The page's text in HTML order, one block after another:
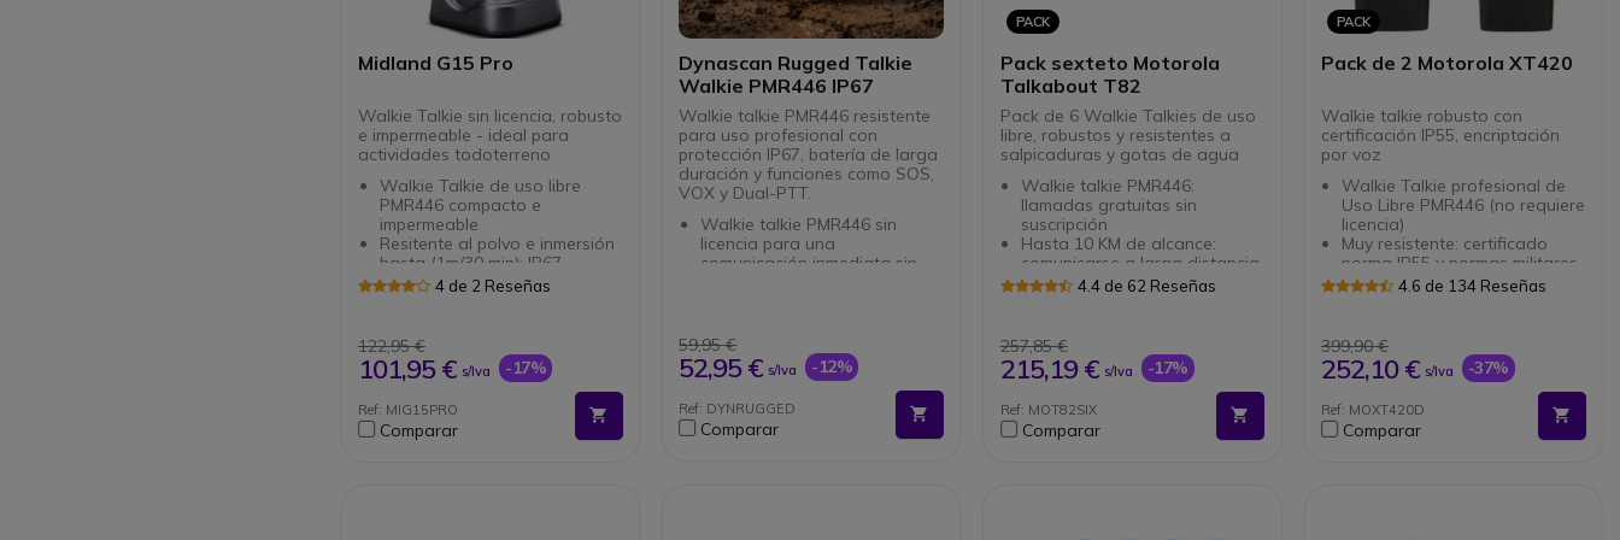
Midland G15 Pro
Walkie Talkie sin licencia, robusto
e impermeable - ideal para
actividades todoterreno
Walkie Talkie de uso libre
PMR446 compacto e
impermeable
Resitente al polvo e inmersión
hasta (1m/30 min): IP67
Sin licencia: comunicaciones
Función Vox: manos libres
para una comunicación fluida
Hasta 22 horas de autonomía
Conexión para auricular de
tipo Motorola 2 pins
4 de 2 Reseñas
122,95 €
101,95 € s/Iva -17%
Ref: MIG15PRO
Comparar
Dynascan Rugged Talkie
Walkie PMR446 IP67
Walkie talkie PMR446 resistente
para uso profesional con
protección IP67, batería de larga
duración y funciones como SOS,
VOX y Dual-PTT.
Walkie talkie PMR446 sin
licencia para una
comunicación inmediata sin
entornos hostiles
Batería de 2000 mAh para
largas jornadas de trabajo sin
Botón PTT doble y botón SOS
para un manejo rápido y
59,95 €
52,95 € s/Iva -12%
Ref: DYNRUGGED
Comparar
PACK
Pack sexteto Motorola
Talkabout T82
Pack de 6 Walkie Talkies de uso
libre, robustos y resistentes a
salpicaduras y gotas de agua
Walkie talkie PMR446:
llamadas gratuitas sin
suscripción
Hasta 10 KM de alcance:
comunicarse a larga distancia
Carcasa reforzada IPX2:
Pantalla oculta: simplificando
la navegación y configuración
Baterías de NiMH: 18 horas de
Función vibrador y función
iVox
4.4 de 62 Reseñas
257,85 €
215,19 € s/Iva -17%
Ref: MOT82SIX
Comparar
PACK
Pack de 2 Motorola XT420
Walkie talkie robusto con
certificación IP55, encriptación
por voz
Walkie Talkie profesional de
Uso Libre PMR446 (no requiere
licencia)
Muy resistente: certificado
norma IP55 y normas militares
Con 8 canales y 219 códigos
Función manos libres
Vox/iVox (sin auriculares)
Función clonación con el
Pack de 2 walkie talkies con
sus cargadores individuales y
4.6 de 134 Reseñas
399,90 €
252,10 € s/Iva -37%
Ref: MOXT420D
Comparar